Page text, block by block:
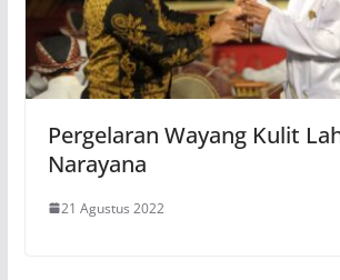
Pergelaran Wayang Kulit
Narayana
21 Agustus 2022